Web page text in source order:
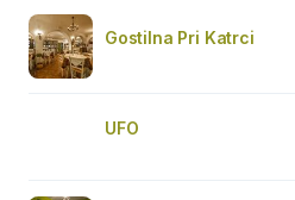
Gostilna Pri Katrci
UFO